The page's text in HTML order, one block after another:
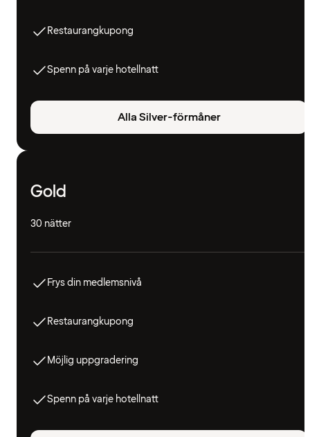
Restaurangkupong
Spenn på varje hotellnatt
Alla Silver-förmåner
Gold
30 nätter
Frys din medlemsnivå
Restaurangkupong
Möjlig uppgradering
Spenn på varje hotellnatt